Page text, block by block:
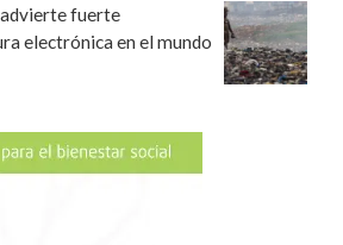
fuerte
electrónica en el mundo